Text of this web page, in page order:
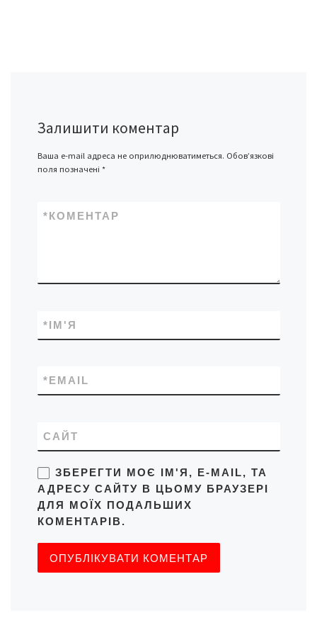
Залишити коментар
Ваша e-mail адреса не оприлюднюватиметься. Обов’язкові
поля позначені *
КОМЕНТАР
*
ІМ'Я
*
EMAIL
*
САЙТ
ЗБЕРЕГТИ МОЄ ІМ'Я, E-MAIL, ТА
АДРЕСУ САЙТУ В ЦЬОМУ БРАУЗЕРІ
ДЛЯ МОЇХ ПОДАЛЬШИХ
КОМЕНТАРІВ.